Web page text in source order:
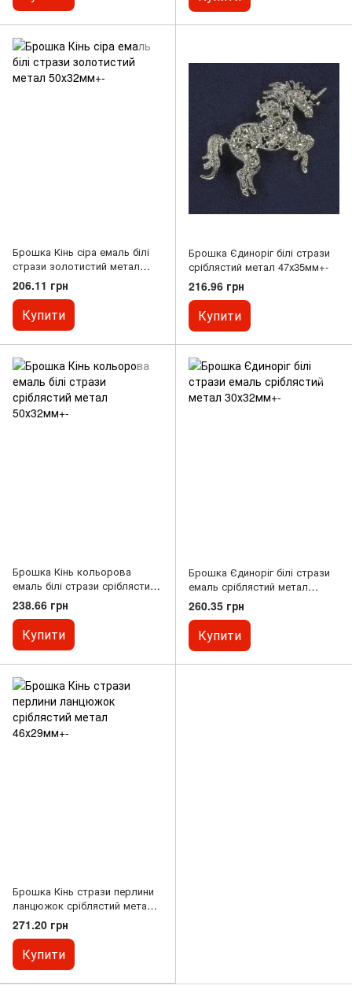
Брошка Кінь сіра емаль білі
стрази золотистий метал
50х32мм+-
206.11 грн
Купити
Брошка Єдиноріг білі стрази
сріблястий метал 47х35мм+-
216.96 грн
Купити
Брошка Кінь кольорова
емаль білі стрази сріблястий
метал 50х32мм+-
238.66 грн
Купити
Брошка Єдиноріг білі стрази
емаль сріблястий метал
30х32мм+-
260.35 грн
Купити
Брошка Кінь стрази перлини
ланцюжок сріблястий метал
46х29мм+-
271.20 грн
Купити